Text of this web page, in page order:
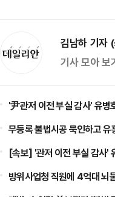
김남하 기
기사 모아 보
'尹관저 이전 부실 감사' 유
무등록 불법시공 묵인하고
[속보] '관저 이전 부실 감사'
방위사업청 직원에 4억대 뇌